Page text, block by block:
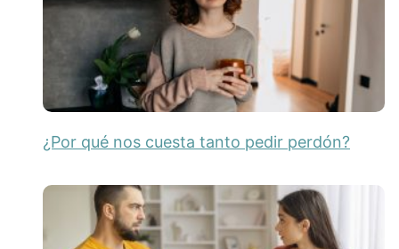
¿Por qué nos cuesta tanto pedir perdón?